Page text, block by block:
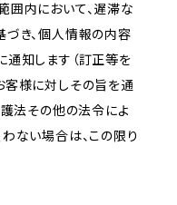
囲内において、遅滞な
づき、個人情報の内容
通知します（訂正等を
客様に対しその旨を通
護法その他の法令によ
ない場合は、この限り